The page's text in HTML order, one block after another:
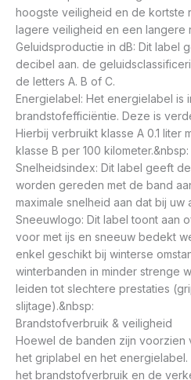
hoogste veiligheid en de kortste
lagere veiligheid en een langere
Geluidsproductie in dB: Dit label
decibel aan. de
de letters A. B of C.
Energielabel: Het energielabel is
brandstofefficiëntie. Deze is
Hierbij verbruikt klasse A 0.1 liter
klasse B per 100 kilometer.&nbsp:
Snelheidsindex: Dit label geeft
worden gereden met de band
maximale snelheid aan dat bij
Sneeuwlogo: Dit label toont aan
voor met ijs en sneeuw bedekt
enkel geschikt bij winterse
winterbanden in minder strenge
leiden tot slechtere prestaties
slijtage).&nbsp:
Brandstofverbruik & veiligheid
Hoewel de banden zijn voorzien
het griplabel en het
het brandstofverbruik en de